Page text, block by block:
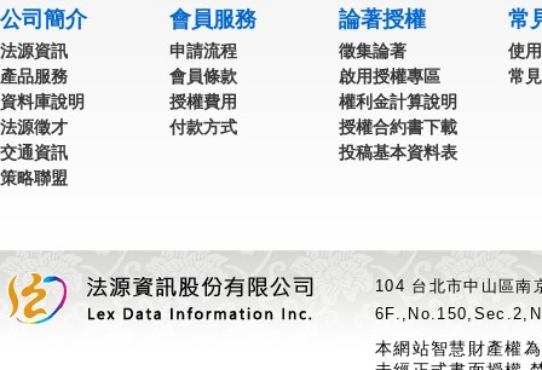
公司簡介
法源資訊
產品服務
資料庫說明
法源徵才
交通資訊
策略聯盟
會員服務
申請流程
會員條款
授權費用
付款方式
論著授權
徵集論著
啟用授權專區
權利金計算說明
授權合約書下載
投稿基本資料表
常
使
常
104 台北市中山區
本網站智慧財產權